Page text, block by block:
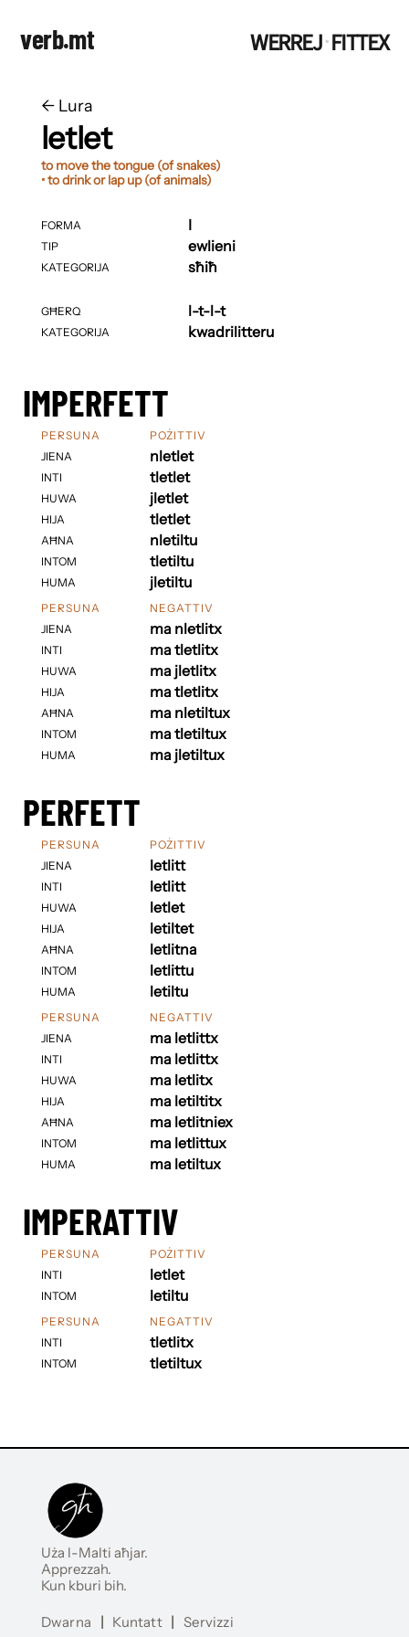
verb.mt WERREJ·FITTEX
← ​​Lura
letlet
to move the tongue (of snakes)
• to drink or lap up (of animals)
FORMA
TIP
KATEGORIJA
GĦERQ
KATEGORIJA
I
ewlieni
sħiħ
l-t-l-t
kwadrilitteru
IMPERFETT
PERSUNA
JIENA
INTI
HUWA
HIJA
AĦNA
INTOM
HUMA
POŻITTIV
nletlet
tletlet
jletlet
tletlet
nletiltu
tletiltu
jletiltu
PERSUNA
JIENA
INTI
HUWA
HIJA
AĦNA
INTOM
HUMA
NEGATTIV
ma nletlitx
ma tletlitx
ma jletlitx
ma tletlitx
ma nletiltux
ma tletiltux
ma jletiltux
PERFETT
PERSUNA
JIENA
INTI
HUWA
HIJA
AĦNA
INTOM
HUMA
POŻITTIV
letlitt
letlitt
letlet
letiltet
letlitna
letlittu
letiltu
PERSUNA
JIENA
INTI
HUWA
HIJA
AĦNA
INTOM
HUMA
NEGATTIV
ma letlittx
ma letlittx
ma letlitx
ma letiltitx
ma letlitniex
ma letlittux
ma letiltux
IMPERATTIV
PERSUNA
INTI
INTOM
POŻITTIV
letlet
letiltu
PERSUNA
INTI
INTOM
NEGATTIV
tletlitx
tletiltux
Uża l-Malti aħjar.
Apprezzah.
Kun kburi bih.
Dwarna | Kuntatt | Servizzi